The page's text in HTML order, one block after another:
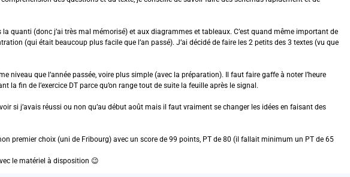
quanti (donc j’ai très mal mémorisé) et aux diagrammes et tableaux. C’est quand même important de
(qui était beaucoup plus facile que l’an passé). J’ai décidé de faire les 2 petits des 3 textes (vu que
niveau que l’année passée, voire plus simple (avec la préparation). Il faut faire gaffe à noter l’heure
la fin de l’exercice DT parce qu’on range tout de suite la feuille après le signal.
si j’avais réussi ou non qu’au début août mais il faut vraiment se changer les idées en faisant des
premier choix (uni de Fribourg) avec un score de 99 points, PT de 80 (il fallait minimum un PT de 65
le matériel à disposition 😉